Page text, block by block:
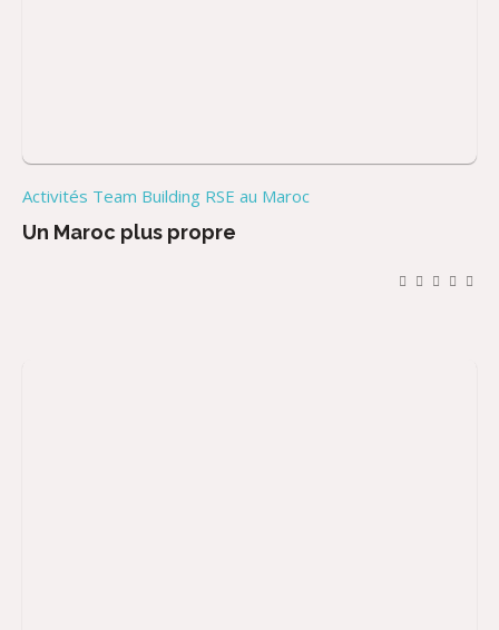
Activités Team Building RSE au Maroc
Un Maroc plus propre